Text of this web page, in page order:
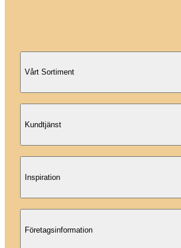
Vårt Sortiment
Kundtjänst
Inspiration
Företagsinformation